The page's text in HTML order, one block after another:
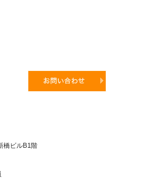
橋ビルB1階